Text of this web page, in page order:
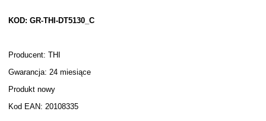
KOD: GR-THI-DT5130_C
Producent: THI
Gwarancja: 24 miesiące
Produkt nowy
Kod EAN: 20108335